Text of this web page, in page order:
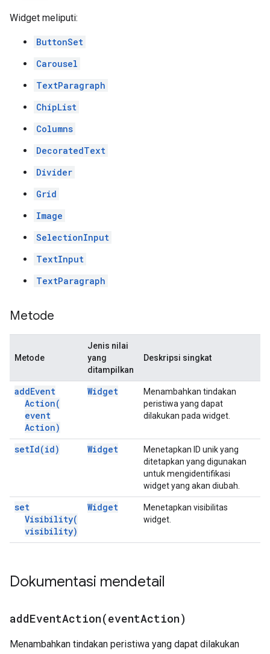
Widget meliputi:
ButtonSet
Carousel
TextParagraph
ChipList
Columns
DecoratedText
Divider
Grid
Image
SelectionInput
TextInput
TextParagraph
Metode
Metode
Jenis nilai
yang
ditampilkan
Deskripsi singkat
addEvent
Action(
event
Action)
Widget
Menambahkan tindakan
peristiwa yang dapat
dilakukan pada widget.
setId(id) Widget
Menetapkan ID unik yang
ditetapkan yang digunakan
untuk mengidentifikasi
widget yang akan diubah.
set
Visibility(
visibility)
Widget
Menetapkan visibilitas
widget.
Dokumentasi mendetail
addEventAction(eventAction)
Menambahkan tindakan peristiwa yang dapat dilakukan